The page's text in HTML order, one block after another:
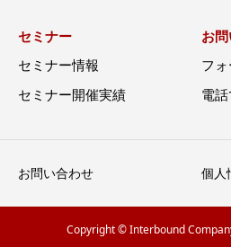
セミナー
セミナー情報
セミナー開催実績
お
フ
電
お問い合わせ 個人
Copyright © Interbound